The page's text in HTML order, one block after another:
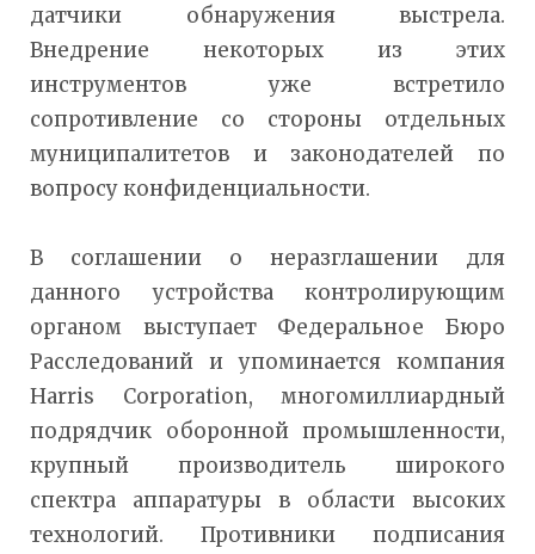
датчики обнаружения выстрела.
Внедрение некоторых из этих
инструментов уже встретило
сопротивление со стороны отдельных
муниципалитетов и законодателей по
вопросу конфиденциальности.
В соглашении о неразглашении для
данного устройства контролирующим
органом выступает Федеральное Бюро
Расследований и упоминается компания
Harris Corporation, многомиллиардный
подрядчик оборонной промышленности,
крупный производитель широкого
спектра аппаратуры в области высоких
технологий. Противники подписания